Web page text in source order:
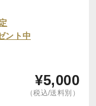
ント中
¥5,000
（税込/送料別）